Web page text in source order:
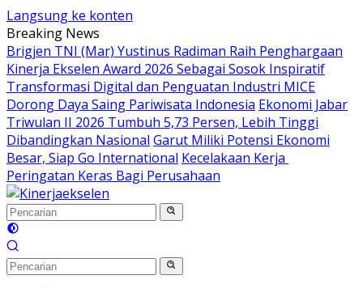
Langsung ke konten
Breaking News
Brigjen TNI (Mar) Yustinus Radiman Raih Penghargaan
Kinerja Ekselen Award 2026 Sebagai Sosok Inspiratif
Transformasi Digital dan Penguatan Industri MICE
Dorong Daya Saing Pariwisata Indonesia Ekonomi Jabar
Triwulan II 2026 Tumbuh 5,73 Persen, Lebih Tinggi
Dibandingkan Nasional Garut Miliki Potensi Ekonomi
Besar, Siap Go International Kecelakaan Kerja
Peringatan Keras Bagi Perusahaan